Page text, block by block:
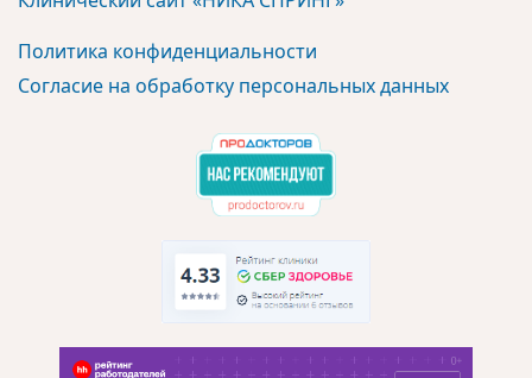
Политика конфиденциальности
Согласие на обработку персональных данных